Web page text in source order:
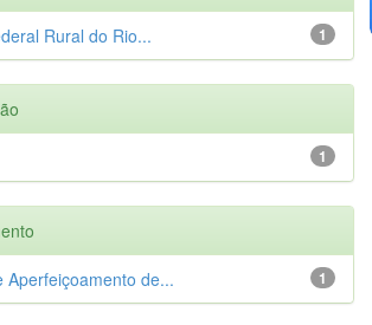
1
Rural do Rio...
1
1
Aperfeiçoamento de...